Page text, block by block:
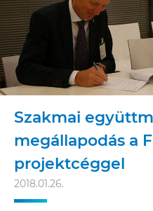
Szakmai
megállapodás a
projektcéggel
2018.01.26.